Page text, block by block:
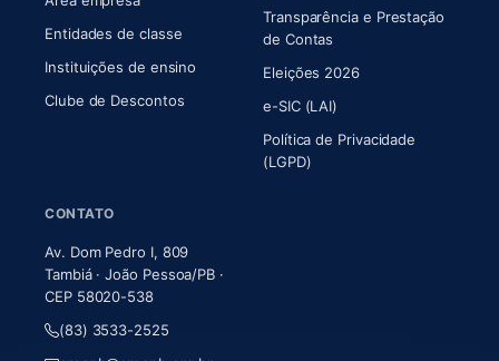
Entidades de classe
Instituições de ensino
Clube de Descontos
Transparência e Prestação
de Contas
Eleições 2026
e-SIC (LAI)
Política de Privacidade
(LGPD)
CONTATO
Av. Dom Pedro I, 809
Tambiá · João Pessoa/PB ·
CEP 58020-538
(83) 3533-2525